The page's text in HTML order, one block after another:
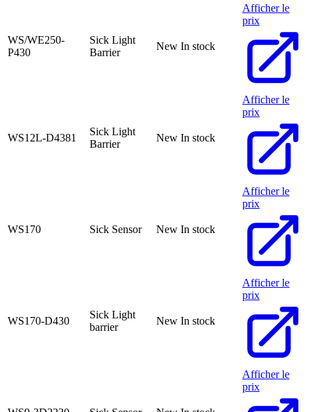
WS/WE250-
P430
Sick Light
Barrier
New In stock
Afficher le
prix
WS12L-D4381
Sick Light
Barrier
New In stock
Afficher le
prix
WS170 Sick Sensor New In stock
Afficher le
prix
WS170-D430
Sick Light
barrier
New In stock
Afficher le
prix
Afficher le
prix